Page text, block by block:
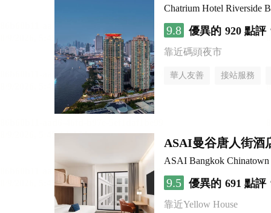
Chatrium Hotel Riverside
9.8 優異的 920 點評
靠近碼頭夜市
華人友善 接站服務
ASAI曼谷唐人街酒
ASAI Bangkok Chinatown
9.5 優異的 691 點評
靠近Yellow House